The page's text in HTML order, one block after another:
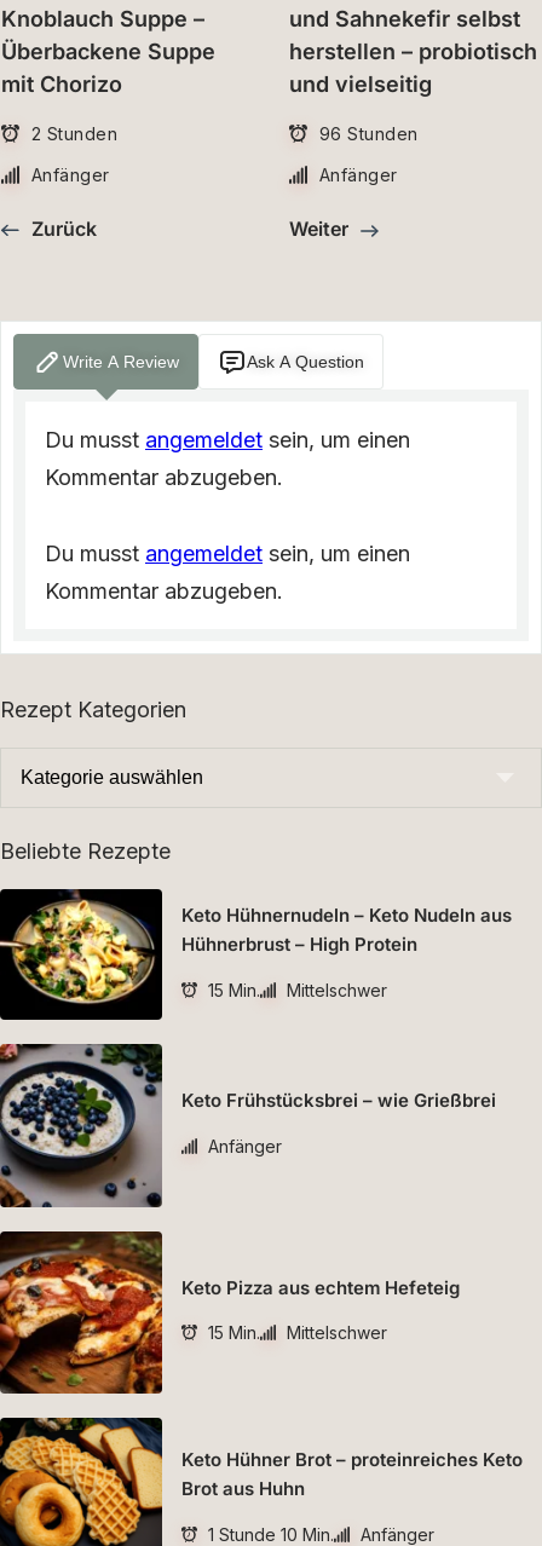
Knoblauch Suppe –
Überbackene Suppe
mit Chorizo
2 Stunden
Anfänger
Zurück
und Sahnekefir selbst
herstellen – probiotisch
und vielseitig
96 Stunden
Anfänger
Weiter
Write A Review Ask A Question
Du musst angemeldet sein, um einen
Kommentar abzugeben.
Du musst angemeldet sein, um einen
Kommentar abzugeben.
Rezept Kategorien
Beliebte Rezepte
Keto Hühnernudeln – Keto Nudeln aus
Hühnerbrust – High Protein
15 Min. Mittelschwer
Keto Frühstücksbrei – wie Grießbrei
Anfänger
Keto Pizza aus echtem Hefeteig
15 Min. Mittelschwer
Keto Hühner Brot – proteinreiches Keto
Brot aus Huhn
1 Stunde 10 Min. Anfänger